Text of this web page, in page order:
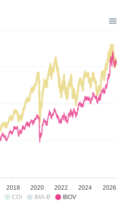
CDI IMA-B IBOV
2018 2020 2022 2024 2026